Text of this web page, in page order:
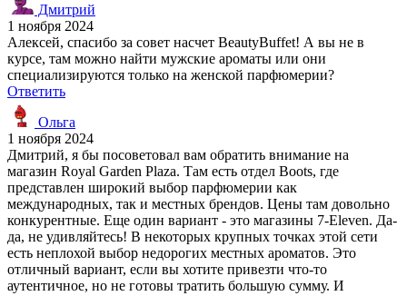
Дмитрий
1 ноября 2024
Алексей, спасибо за совет насчет BeautyBuffet! А вы не в
курсе, там можно найти мужские ароматы или они
специализируются только на женской парфюмерии?
Ответить
Ольга
1 ноября 2024
Дмитрий, я бы посоветовал вам обратить внимание на
магазин Royal Garden Plaza. Там есть отдел Boots, где
представлен широкий выбор парфюмерии как
международных, так и местных брендов. Цены там довольно
конкурентные. Еще один вариант - это магазины 7-Eleven. Да-
да, не удивляйтесь! В некоторых крупных точках этой сети
есть неплохой выбор недорогих местных ароматов. Это
отличный вариант, если вы хотите привезти что-то
аутентичное, но не готовы тратить большую сумму. И